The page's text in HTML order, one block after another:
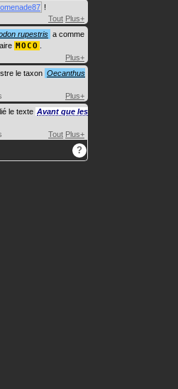
!
Tout Plus+
rupestris a comme
MOCO
Plus+
le taxon Oecanthus
Plus+
le texte Avant que les
Tout Plus+
?